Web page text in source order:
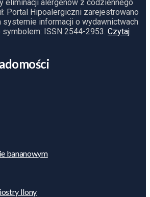
eliminacji alergenów z codziennego
Portal Hipoalergiczni zarejestrowano
systemie informacji o wydawnictwach
symbolem: ISSN 2544-2953. Czytaj
bananowym
Ilony